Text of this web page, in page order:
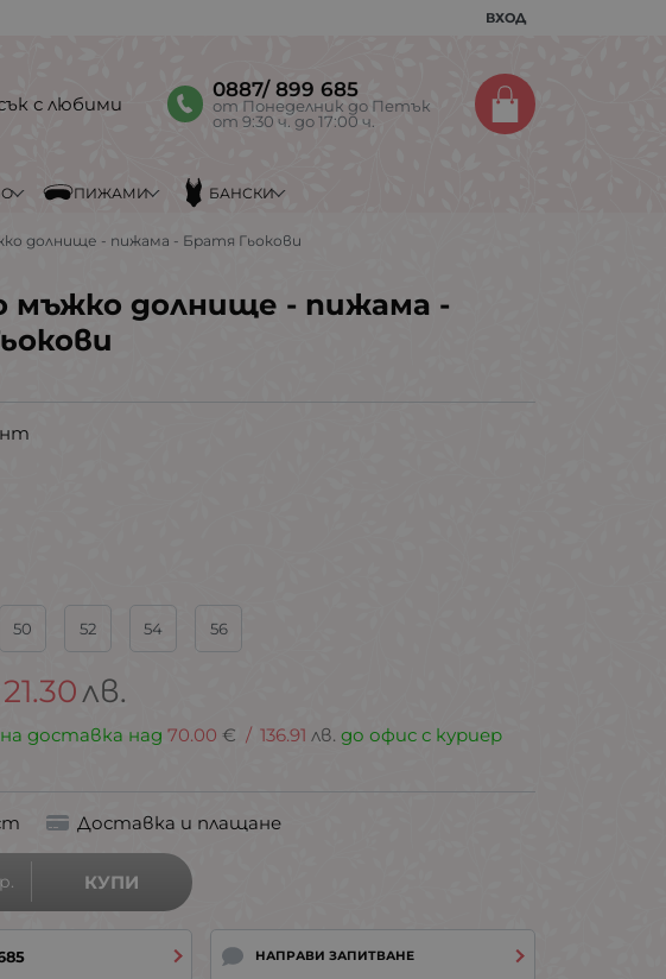
ВХОД
0887/ 899 685
от Понеделник до Петък
от 9:30 ч. до 17:00 ч.
с любими
ПИЖАМИ БАНСКИ
долнище - пижама - Братя Гьокови
мъжко долнище - пижама -
50 52 54 56
21.30лв.
доставка над70.00 € / 136.91 лв. до офис с куриер
Доставка и плащане
КУПИ
НАПРАВИ ЗАПИТВАНЕ